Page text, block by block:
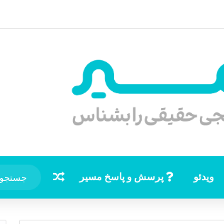
از مکه تا پایتختی کوفه
ویدئو پرسش و پاسخ مسیر نوشته